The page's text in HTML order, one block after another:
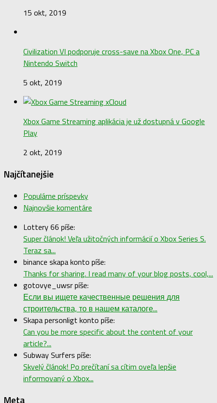
15 okt, 2019
Civilization VI podporuje cross-save na Xbox One, PC a
Nintendo Switch
5 okt, 2019
Xbox Game Streaming aplikácia je už dostupná v Google
Play
2 okt, 2019
Najčítanejšie
Populárne príspevky
Najnovšie komentáre
Lottery 66 píše:
Super článok! Veľa užitočných informácií o Xbox Series S.
Teraz sa...
binance skapa konto píše:
Thanks for sharing. I read many of your blog posts, cool,...
gotovye_uwsr píše:
Если вы ищете качественные решения для
строительства, то в нашем каталоге...
Skapa personligt konto píše:
Can you be more specific about the content of your
article?...
Subway Surfers píše:
Skvelý článok! Po prečítaní sa cítim oveľa lepšie
informovaný o Xbox...
Meta